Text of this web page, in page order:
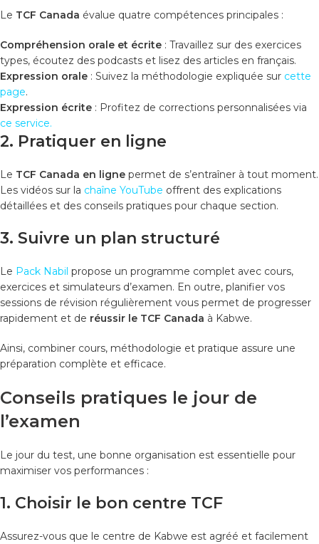
Le TCF Canada évalue quatre compétences principales :
Compréhension orale et écrite : Travaillez sur des exercices
types, écoutez des podcasts et lisez des articles en français.
Expression orale : Suivez la méthodologie expliquée sur cette
page.
Expression écrite : Profitez de corrections personnalisées via
ce service.
2. Pratiquer en ligne
Le TCF Canada en ligne permet de s’entraîner à tout moment.
Les vidéos sur la chaîne YouTube offrent des explications
détaillées et des conseils pratiques pour chaque section.
3. Suivre un plan structuré
Le Pack Nabil propose un programme complet avec cours,
exercices et simulateurs d’examen. En outre, planifier vos
sessions de révision régulièrement vous permet de progresser
rapidement et de réussir le TCF Canada à Kabwe.
Ainsi, combiner cours, méthodologie et pratique assure une
préparation complète et efficace.
Conseils pratiques le jour de
l’examen
Le jour du test, une bonne organisation est essentielle pour
maximiser vos performances :
1. Choisir le bon centre TCF
Assurez-vous que le centre de Kabwe est agréé et facilement